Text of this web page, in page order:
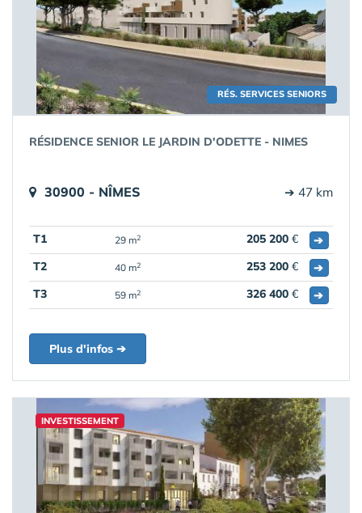
RÉS. SERVICES SENIORS
RÉSIDENCE SENIOR LE JARDIN D'ODETTE - NIMES
30900 - NÎMES ➔ 47 km
T1 29 m2 205 200 €
➔
T2
40 m2 253 200 €
➔
T3
59 m2 326 400 € ➔
Plus d'infos ➔
INVESTISSEMENT